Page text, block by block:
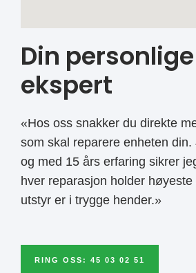
Din personlige
ekspert
«Hos oss snakker du direkte
som skal reparere enheten din.
og med 15 års erfaring sikrer
hver reparasjon holder
utstyr er i trygge hender.»
RING OSS: 45 03 02 51